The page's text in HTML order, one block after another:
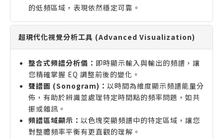
的低頻區域，表現依然穩定可靠。
超現代化視覺分析工具 (Advanced Visualization)
整合式頻譜分析儀： 即時顯示輸入與輸出的頻譜，讓
您精確掌握 EQ 調整前後的變化。
聲譜圖 (Sonogram)： 以時間為維度顯示頻譜能量分
佈，有助於辨識並處理特定時間點的頻率問題，如共
振或雜訊。
頻譜區域顯示： 以色塊突顯頻譜中的特定區域，讓您
對整體頻率平衡有更直觀的理解。